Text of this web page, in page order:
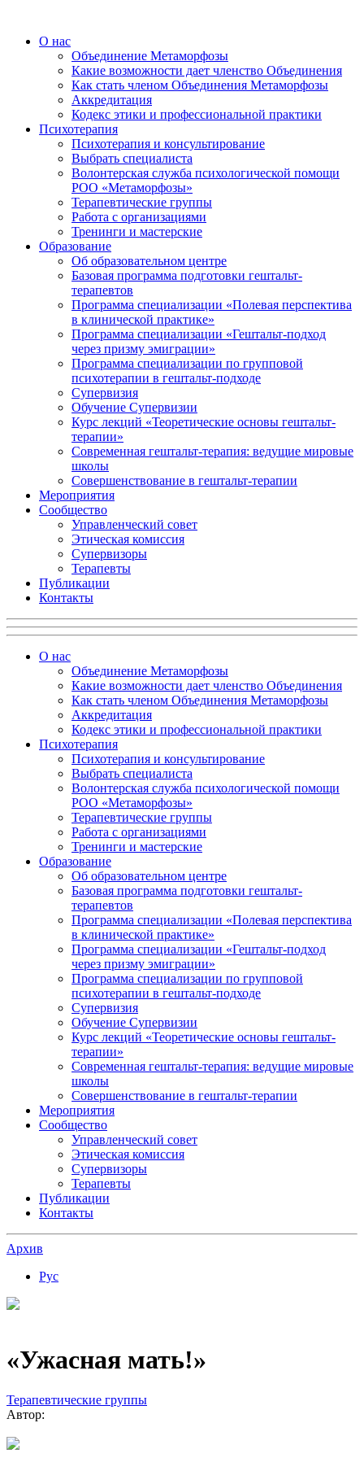
О нас
Объединение Метаморфозы
Какие возможности дает членство Объединения
Как стать членом Объединения Метаморфозы
Аккредитация
Кодекс этики и профессиональной практики
Психотерапия
Психотерапия и консультирование
Выбрать специалиста
Волонтерская служба психологической помощи
РОО «Метаморфозы»
Терапевтические группы
Работа с организациями
Тренинги и мастерские
Образование
Об образовательном центре
Базовая программа подготовки гештальт-
терапевтов
Программа специализации «Полевая перспектива
в клинической практике»
Программа специализации «Гештальт-подход
через призму эмиграции»
Программа специализации по групповой
психотерапии в гештальт-подходе
Супервизия
Обучение Супервизии
Курс лекций «Теоретические основы гештальт-
терапии»
Современная гештальт-терапия: ведущие мировые
школы
Совершенствование в гештальт-терапии
Мероприятия
Сообщество
Управленческий совет
Этическая комиссия
Супервизоры
Терапевты
Публикации
Контакты
О нас
Объединение Метаморфозы
Какие возможности дает членство Объединения
Как стать членом Объединения Метаморфозы
Аккредитация
Кодекс этики и профессиональной практики
Психотерапия
Психотерапия и консультирование
Выбрать специалиста
Волонтерская служба психологической помощи
РОО «Метаморфозы»
Терапевтические группы
Работа с организациями
Тренинги и мастерские
Образование
Об образовательном центре
Базовая программа подготовки гештальт-
терапевтов
Программа специализации «Полевая перспектива
в клинической практике»
Программа специализации «Гештальт-подход
через призму эмиграции»
Программа специализации по групповой
психотерапии в гештальт-подходе
Супервизия
Обучение Супервизии
Курс лекций «Теоретические основы гештальт-
терапии»
Современная гештальт-терапия: ведущие мировые
школы
Совершенствование в гештальт-терапии
Мероприятия
Сообщество
Управленческий совет
Этическая комиссия
Супервизоры
Терапевты
Публикации
Контакты
Архив
Рус
«Ужасная мать!»
Терапевтические группы
Автор: